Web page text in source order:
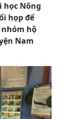
học Nông
họp để
nhóm hộ
Nam